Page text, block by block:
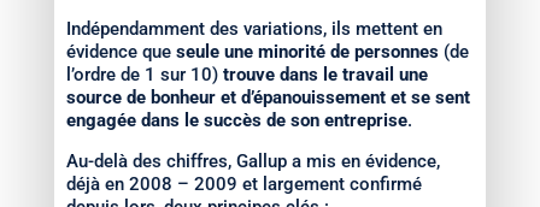
Indépendamment des variations, ils mettent en
évidence que seule une minorité de personnes(de
l’ordre de 1 sur 10) trouve dans le travail une
source de bonheur et d’épanouissement et se sent
engagée dans le succès de son entreprise.
Au-delà des chiffres, Gallup a mis en évidence,
déjà en 2008 – 2009 et largement confirmé